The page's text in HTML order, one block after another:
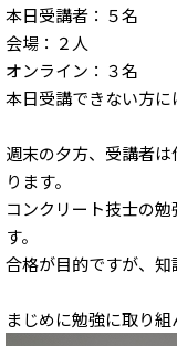
本日受講者：５名
会場：２人
オンライン：３名
本日受講できない方に
週末の夕方、受講者
ります。
コンクリート技士の
す。
合格が目的ですが、知
まじめに勉強に取り